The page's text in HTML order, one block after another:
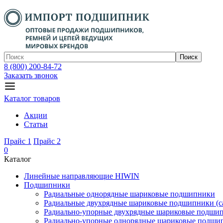
Поиск
8 (800) 200-84-72
Заказать звонок
Каталог товаров
Акции
Статьи
Прайс 1 Прайс 2
0
Каталог
Линейные направляющие HIWIN
Подшипники
Радиальные однорядные шариковые подшипники
Радиальные двухрядные шариковые подшипники
Радиально-упорные двухрядные шариковые
Радиально-упорные однорядные шариковые